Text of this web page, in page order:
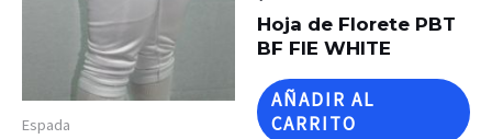
Espada
Hoja de Florete PBT
BF FIE WHITE
AÑADIR AL
CARRITO